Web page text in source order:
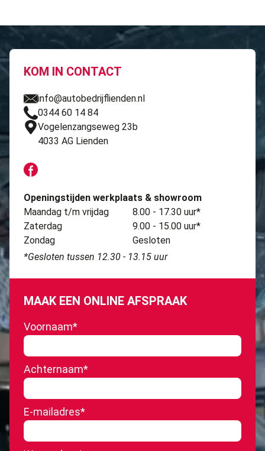
KOM IN CONTACT
info@autobedrijflienden.nl
0344 60 14 84
Vogelenzangseweg 23b
4033 AG Lienden
Openingstijden werkplaats & showroom
Maandag t/m vrijdag
8.00 - 17.30 uur*
Zaterdag
9.00 - 15.00 uur*
Zondag
Gesloten
*Gesloten tussen 12.30 - 13.15 uur
MAAK EEN ONLINE AFSPRAAK
Voornaam*
Achternaam*
E-mailadres*